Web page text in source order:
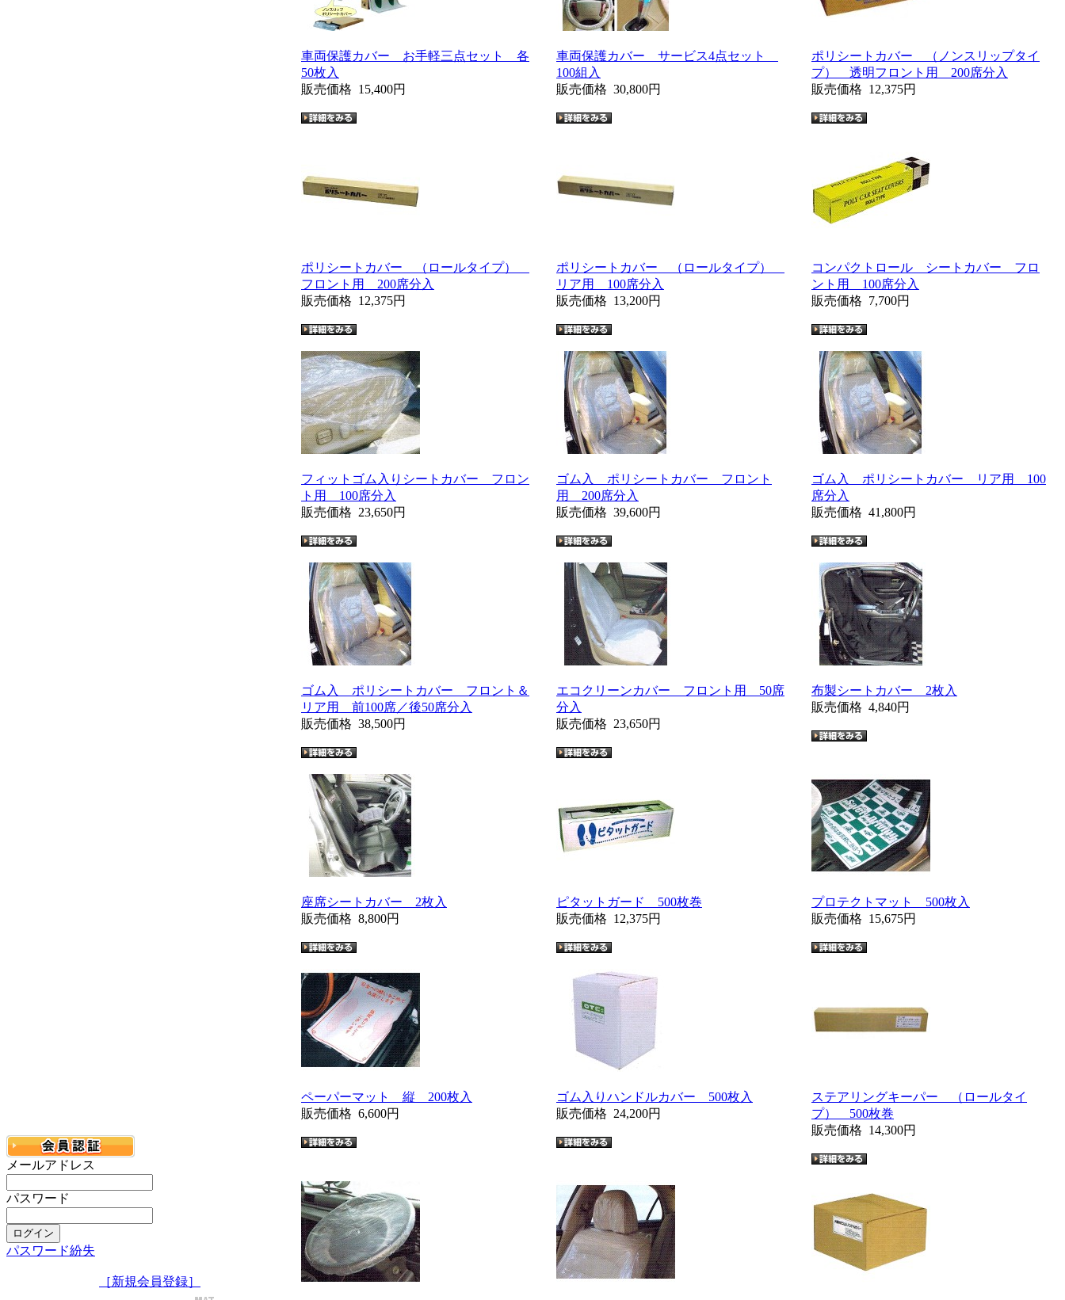
メールアドレス
パスワード
パスワード紛失
［新規会員登録］
車両保護カバー お手軽三点セット 各
50枚入
販売価格 15,400円
車両保護カバー サービス4点セット
100組入
販売価格 30,800円
ポリシートカバー （ノンスリップタイ
プ） 透明フロント用 200席分入
販売価格 12,375円
ポリシートカバー （ロールタイプ）
フロント用 200席分入
販売価格 12,375円
ポリシートカバー （ロールタイプ）
リア用 100席分入
販売価格 13,200円
コンパクトロール シートカバー フロ
ント用 100席分入
販売価格 7,700円
フィットゴム入りシートカバー フロン
ト用 100席分入
販売価格 23,650円
ゴム入 ポリシートカバー フロント
用 200席分入
販売価格 39,600円
ゴム入 ポリシートカバー リア用 100
席分入
販売価格 41,800円
ゴム入 ポリシートカバー フロント＆
リア用 前100席／後50席分入
販売価格 38,500円
エコクリーンカバー フロント用 50席
分入
販売価格 23,650円
布製シートカバー 2枚入
販売価格 4,840円
座席シートカバー 2枚入
販売価格 8,800円
ピタットガード 500枚巻
販売価格 12,375円
プロテクトマット 500枚入
販売価格 15,675円
ペーパーマット 縦 200枚入
販売価格 6,600円
ゴム入りハンドルカバー 500枚入
販売価格 24,200円
ステアリングキーパー （ロールタイ
プ） 500枚巻
販売価格 14,300円